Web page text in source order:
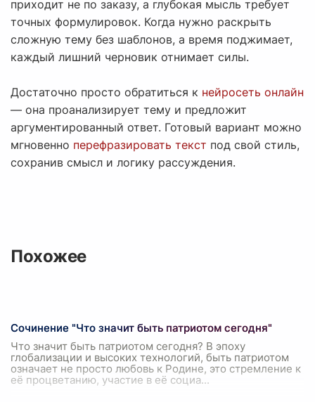
приходит не по заказу, а глубокая мысль требует
точных формулировок. Когда нужно раскрыть
сложную тему без шаблонов, а время поджимает,
каждый лишний черновик отнимает силы.
Достаточно просто обратиться к нейросеть онлайн
— она проанализирует тему и предложит
аргументированный ответ. Готовый вариант можно
мгновенно перефразировать текст под свой стиль,
сохранив смысл и логику рассуждения.
Похожее
Сочинение "Что значит быть патриотом сегодня"
Что значит быть патриотом сегодня? В эпоху
глобализации и высоких технологий, быть патриотом
означает не просто любовь к Родине, это стремление к
её процветанию, участие в её социа...